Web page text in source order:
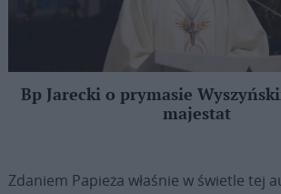
Bp Jarecki o prymasie
majestat
Zdaniem Papieża właśnie w świetle tej